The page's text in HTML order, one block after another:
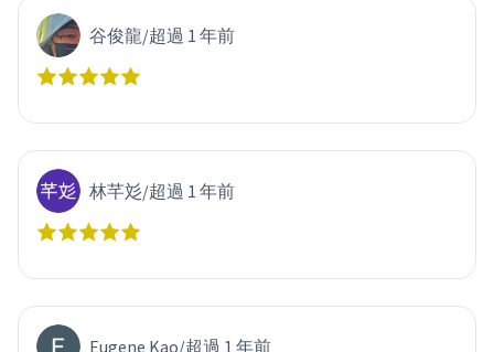
谷俊龍/超過 1 年前
林芊彣/超過 1 年前
Eugene Kao/超過 1 年前